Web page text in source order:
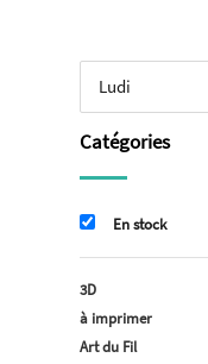
Ludi
Catégories
En stock
3D
à imprimer
Art du Fil